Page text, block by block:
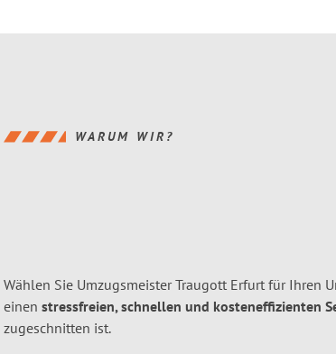
WARUM WIR?
Wählen Sie Umzugsmeister Traugott Erfurt für Ihren
einen stressfreien, schnellen und kosteneffizienten
zugeschnitten ist.